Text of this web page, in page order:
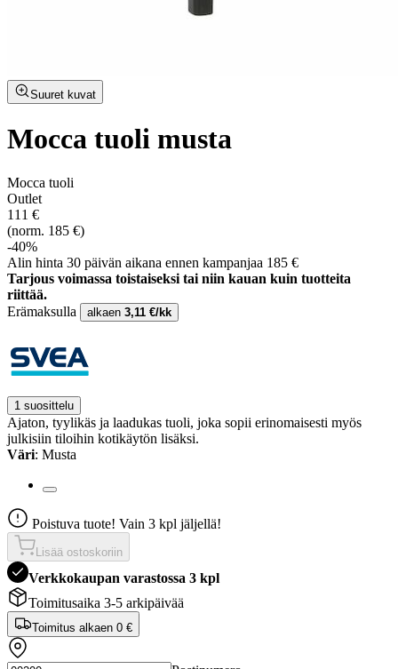
Suuret kuvat
Mocca tuoli musta
Mocca tuoli
Outlet
111 €
(norm. 185 €)
-40%
Alin hinta 30 päivän aikana ennen kampanjaa 185 €
Tarjous voimassa toistaiseksi tai niin kauan kuin tuotteita
riittää.
Erämaksulla
alkaen 3,11 €/kk
1 suosittelu
Ajaton, tyylikäs ja laadukas tuoli, joka sopii erinomaisesti myös
julkisiin tiloihin kotikäytön lisäksi.
Väri: Musta
Poistuva tuote! Vain 3 kpl jäljellä!
Lisää ostoskoriin
Verkkokaupan varastossa 3 kpl
Toimitusaika 3-5 arkipäivää
Toimitus alkaen 0 €